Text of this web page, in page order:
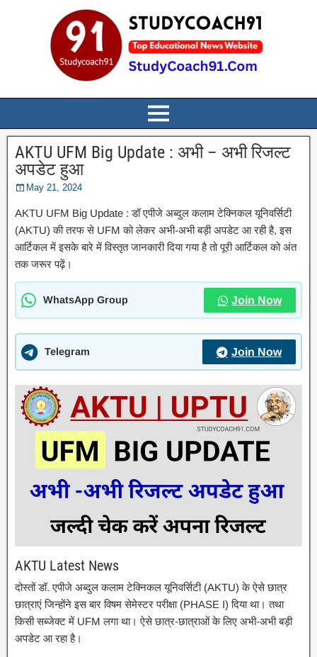
AKTU UFM Big Update : अभी – अभी रिजल्ट
अपडेट हुआ
May 21, 2024
AKTU UFM Big Update : डॉ एपीजे अब्दुल कलाम टेक्निकल यूनिवर्सिटी
(AKTU) की तरफ से UFM को लेकर अभी-अभी बड़ी अपडेट आ रही है, इस
आर्टिकल में इसके बारे में विस्तृत जानकारी दिया गया है तो पूरी आर्टिकल को अंत
तक जरूर पढ़ें।
WhatsApp Group Join Now
Telegram Join Now
AKTU Latest News
दोस्तों डॉ. एपीजे अब्दुल कलाम टेक्निकल यूनिवर्सिटी (AKTU) के ऐसे छात्र
छात्राएं जिन्होंने इस बार विषम सेमेस्टर परीक्षा (PHASE I) दिया था। तथा
किसी सब्जेक्ट में UFM लगा था। ऐसे छात्र-छात्राओं के लिए अभी-अभी बड़ी
अपडेट आ रहा है।